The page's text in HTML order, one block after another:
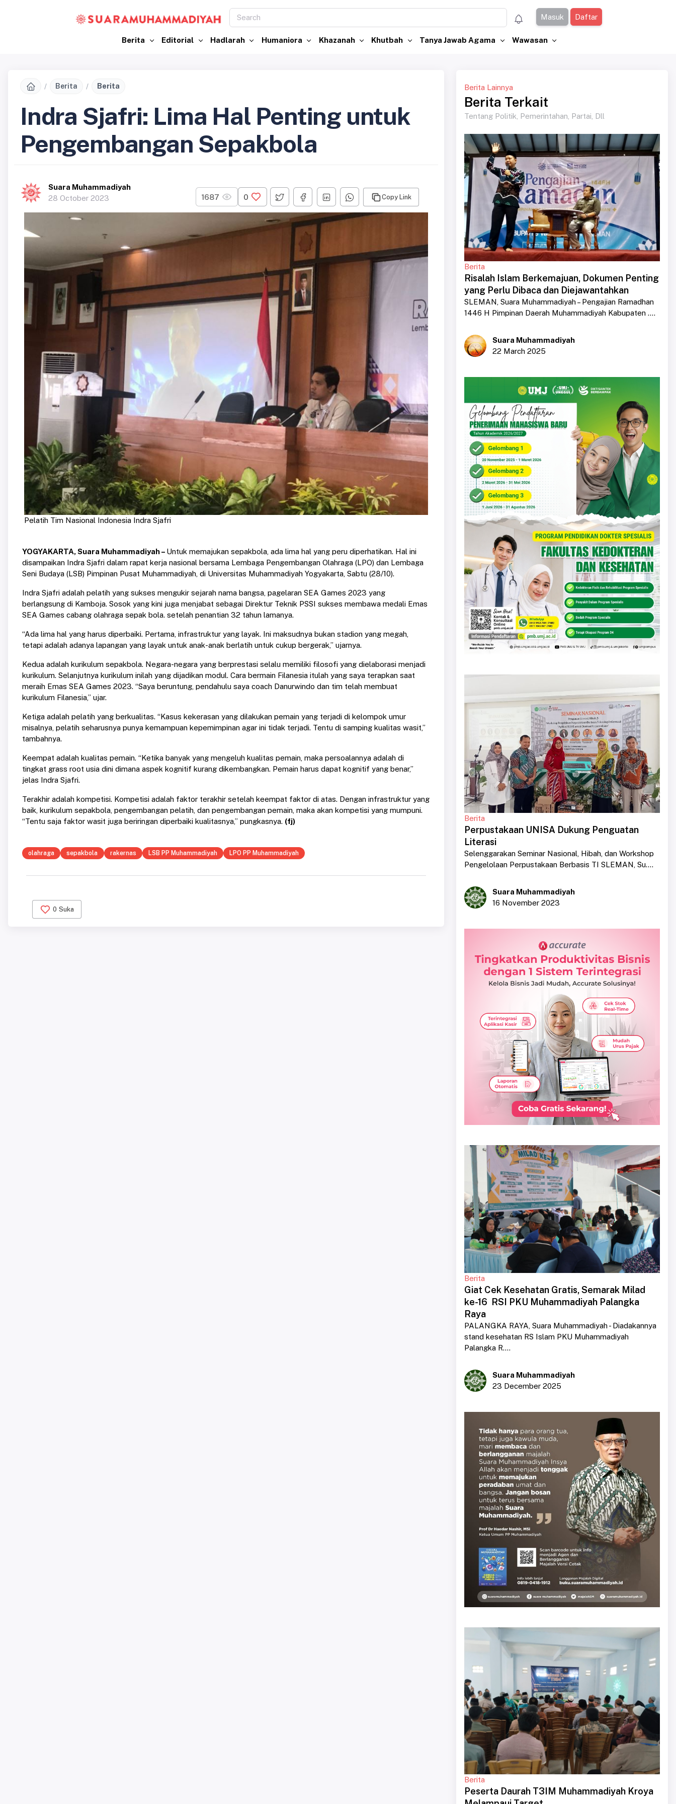
Masuk Daftar
Berita Editorial Hadlarah Humaniora Khazanah Khutbah Tanya Jawab Agama Wawasan
Berita Berita
Indra Sjafri: Lima Hal Penting untuk
Pengembangan Sepakbola
Suara Muhammadiyah
28 October 2023
1687 0 Copy Link
Pelatih Tim Nasional Indonesia Indra Sjafri
YOGYAKARTA, Suara Muhammadiyah – Untuk memajukan sepakbola, ada lima hal yang peru diperhatikan. Hal ini
disampaikan Indra Sjafri dalam rapat kerja nasional bersama Lembaga Pengembangan Olahraga (LPO) dan Lembaga
Seni Budaya (LSB) Pimpinan Pusat Muhammadiyah, di Universitas Muhammadiyah Yogyakarta, Sabtu (28/10).
Indra Sjafri adalah pelatih yang sukses mengukir sejarah nama bangsa, pagelaran SEA Games 2023 yang
berlangsung di Kamboja. Sosok yang kini juga menjabat sebagai Direktur Teknik PSSI sukses membawa medali Emas
SEA Games cabang olahraga sepak bola. setelah penantian 32 tahun lamanya.
“Ada lima hal yang harus diperbaiki. Pertama, infrastruktur yang layak. Ini maksudnya bukan stadion yang megah,
tetapi adalah adanya lapangan yang layak untuk anak-anak berlatih untuk cukup bergerak,” ujarnya.
Kedua adalah kurikulum sepakbola. Negara-negara yang berprestasi selalu memiliki filosofi yang dielaborasi menjadi
kurikulum. Selanjutnya kurikulum inilah yang dijadikan modul. Cara bermain Filanesia itulah yang saya terapkan saat
meraih Emas SEA Games 2023. “Saya beruntung, pendahulu saya coach Danurwindo dan tim telah membuat
kurikulum Filanesia,” ujar.
Ketiga adalah pelatih yang berkualitas. “Kasus kekerasan yang dilakukan pemain yang terjadi di kelompok umur
misalnya, pelatih seharusnya punya kemampuan kepemimpinan agar ini tidak terjadi. Tentu di samping kualitas wasit,”
tambahnya.
Keempat adalah kualitas pemain. “Ketika banyak yang mengeluh kualitas pemain, maka persoalannya adalah di
tingkat grass root usia dini dimana aspek kognitif kurang dikembangkan. Pemain harus dapat kognitif yang benar,”
jelas Indra Sjafri.
Terakhir adalah kompetisi. Kompetisi adalah faktor terakhir setelah keempat faktor di atas. Dengan infrastruktur yang
baik, kurikulum sepakbola, pengembangan pelatih, dan pengembangan pemain, maka akan kompetisi yang mumpuni.
“Tentu saja faktor wasit juga beriringan diperbaiki kualitasnya,” pungkasnya. (fj)
olahraga sepakbola rakernas LSB PP Muhammadiyah LPO PP Muhammadiyah
0 Suka
Berita Lainnya
Berita Terkait
Tentang Politik, Pemerintahan, Partai, Dll
Berita
Risalah Islam Berkemajuan, Dokumen Penting
yang Perlu Dibaca dan Diejawantahkan
SLEMAN, Suara Muhammadiyah – Pengajian Ramadhan
1446 H Pimpinan Daerah Muhammadiyah Kabupaten ....
Suara Muhammadiyah
22 March 2025
Berita
Perpustakaan UNISA Dukung Penguatan
Literasi
Selenggarakan Seminar Nasional, Hibah, dan Workshop
Pengelolaan Perpustakaan Berbasis TI SLEMAN, Su....
Suara Muhammadiyah
16 November 2023
Berita
Giat Cek Kesehatan Gratis, Semarak Milad
ke-16 RSI PKU Muhammadiyah Palangka
Raya
PALANGKA RAYA, Suara Muhammadiyah - Diadakannya
stand kesehatan RS Islam PKU Muhammadiyah
Palangka R....
Suara Muhammadiyah
23 December 2025
Berita
Peserta Daurah T3IM Muhammadiyah Kroya